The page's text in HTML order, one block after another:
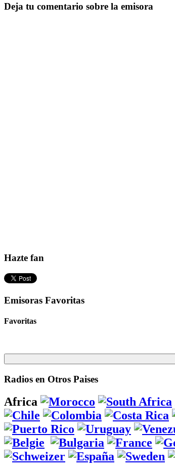
Deja tu comentario sobre la emisora
Hazte fan
Emisoras Favoritas
Favoritas
Radios en Otros Paises
Africa